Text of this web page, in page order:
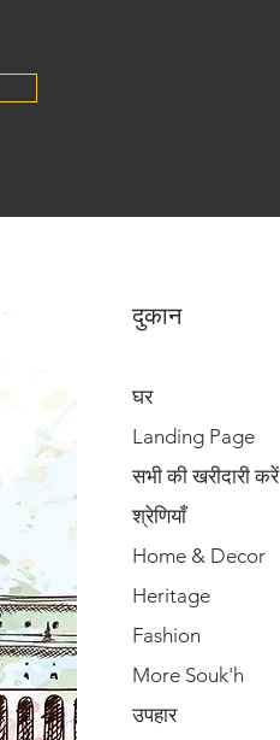
दुकान
घर
Landing Page
सभी की खरीदारी करें
श्रेणियाँ
Home & Decor
Heritage
Fashion
More Souk'h
उपहार